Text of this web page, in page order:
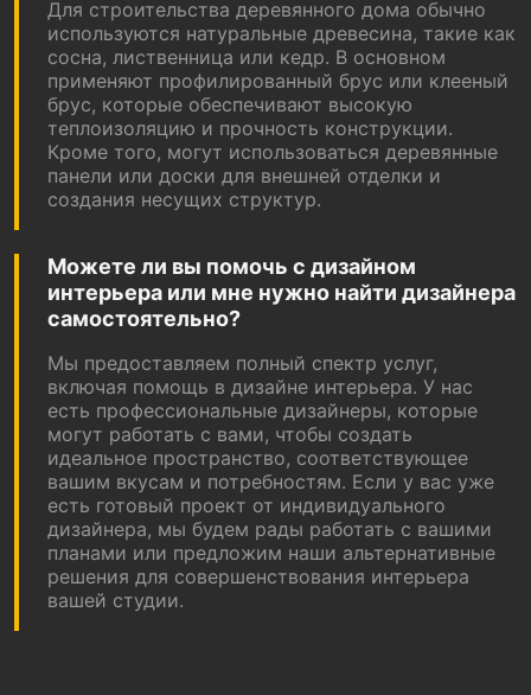
Для строительства деревянного дома обычно
используются натуральные древесина, такие как
сосна, лиственница или кедр. В основном
применяют профилированный брус или клееный
брус, которые обеспечивают высокую
теплоизоляцию и прочность конструкции.
Кроме того, могут использоваться деревянные
панели или доски для внешней отделки и
создания несущих структур.
Можете ли вы помочь с дизайном
интерьера или мне нужно найти дизайнера
самостоятельно?
Мы предоставляем полный спектр услуг,
включая помощь в дизайне интерьера. У нас
есть профессиональные дизайнеры, которые
могут работать с вами, чтобы создать
идеальное пространство, соответствующее
вашим вкусам и потребностям. Если у вас уже
есть готовый проект от индивидуального
дизайнера, мы будем рады работать с вашими
планами или предложим наши альтернативные
решения для совершенствования интерьера
вашей студии.